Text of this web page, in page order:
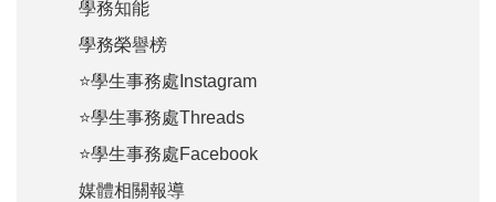
學務知能
學務榮譽榜
⭐學生事務處Instagram
⭐學生事務處Threads
⭐學生事務處Facebook
媒體相關報導